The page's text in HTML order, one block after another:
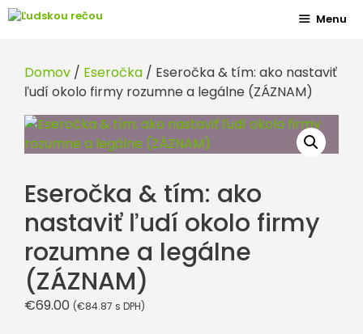
Preskočiť
Menu
Domov / Eseročka / Eseročka & tím: ako nastaviť
ľudí okolo firmy rozumne a legálne (ZÁZNAM)
Eseročka & tím: ako
nastaviť ľudí okolo firmy
rozumne a legálne
(ZÁZNAM)
€69.00 (€84.87 s DPH)